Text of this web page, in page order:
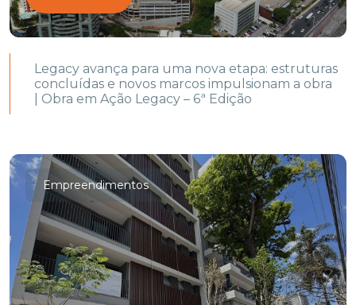
Legacy avança para uma nova etapa: estruturas
concluídas e novos marcos impulsionam a obra
| Obra em Ação Legacy – 6ª Edição
Empreendimentos